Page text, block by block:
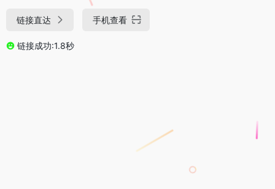
链接直达 手机查看
链接成功:1.8秒